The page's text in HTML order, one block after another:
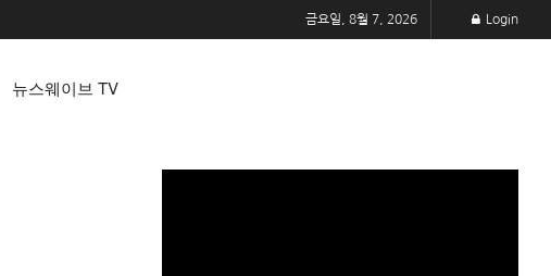
금요일, 8월 7, 2026 Login
뉴스웨이브 TV